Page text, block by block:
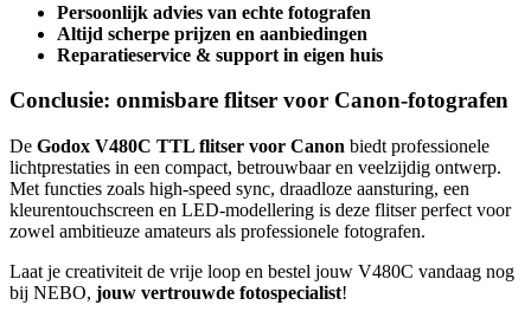
Persoonlijk advies van echte fotografen
Altijd scherpe prijzen en aanbiedingen
Reparatieservice & support in eigen huis
Conclusie: onmisbare flitser voor Canon-fotografen
De Godox V480C TTL flitser voor Canon biedt professionele
lichtprestaties in een compact, betrouwbaar en veelzijdig ontwerp.
Met functies zoals high-speed sync, draadloze aansturing, een
kleurentouchscreen en LED-modellering is deze flitser perfect voor
zowel ambitieuze amateurs als professionele fotografen.
Laat je creativiteit de vrije loop en bestel jouw V480C vandaag nog
bij NEBO, jouw vertrouwde fotospecialist!